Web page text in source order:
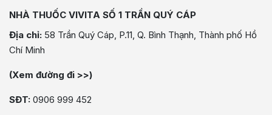
NHÀ THUỐC VIVITA SỐ 1 TRẦN QUÝ CÁP
Địa chỉ: 58 Trần Quý Cáp, P.11, Q. Bình Thạnh, Thành phố Hồ
Chí Minh
(Xem đường đi >>)
SĐT: 0906 999 452